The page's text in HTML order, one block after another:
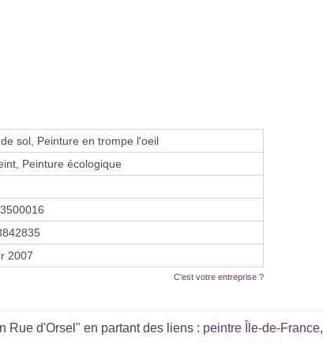
sol, Peinture en trompe l'oeil
Peinture écologique
2007
C'est votre entreprise ?
Rue d'Orsel" en partant des liens : peintre Île-de-France,